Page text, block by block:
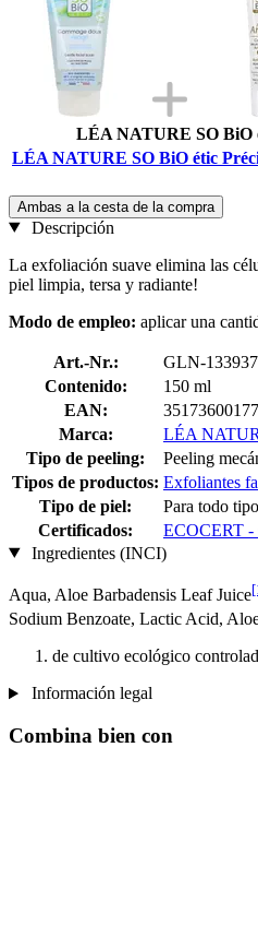
LÉA NATURE SO BiO
LÉA NATURE SO BiO étic
Ambas a la cesta de la compra
Descripción
La exfoliación suave elimina las
piel limpia, tersa y radiante!
Modo de empleo: aplicar una
Art.-Nr.:
GLN-
Contenido:
150 ml
EAN:
Marca:
LÉA
Tipo de peeling:
Peeling
Tipos de productos: Exfoliantes
Tipo de piel:
Para todo
Certificados:
ECOCERT -
Ingredientes (INCI)
Aqua, Aloe Barbadensis Leaf Juice
Sodium Benzoate, Lactic Acid,
de cultivo ecológico
Información legal
Combina bien con